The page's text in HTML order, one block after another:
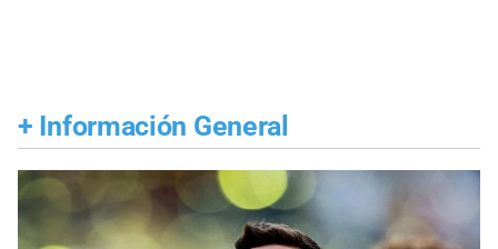
+ Información General